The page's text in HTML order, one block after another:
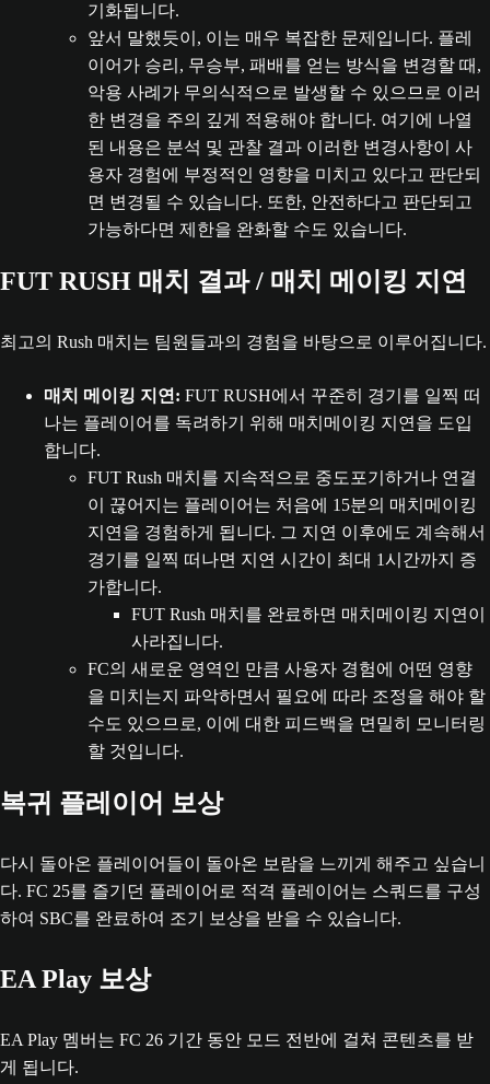
기화됩니다.
앞서 말했듯이, 이는 매우 복잡한 문제입니다. 플레
이어가 승리, 무승부, 패배를 얻는 방식을 변경할 때,
악용 사례가 무의식적으로 발생할 수 있으므로 이러
한 변경을 주의 깊게 적용해야 합니다. 여기에 나열
된 내용은 분석 및 관찰 결과 이러한 변경사항이 사
용자 경험에 부정적인 영향을 미치고 있다고 판단되
면 변경될 수 있습니다. 또한, 안전하다고 판단되고
가능하다면 제한을 완화할 수도 있습니다.
FUT RUSH 매치 결과 / 매치 메이킹 지연
최고의 Rush 매치는 팀원들과의 경험을 바탕으로 이루어집니다.
매치 메이킹 지연: FUT RUSH에서 꾸준히 경기를 일찍 떠
나는 플레이어를 독려하기 위해 매치메이킹 지연을 도입
합니다.
FUT Rush 매치를 지속적으로 중도포기하거나 연결
이 끊어지는 플레이어는 처음에 15분의 매치메이킹
지연을 경험하게 됩니다. 그 지연 이후에도 계속해서
경기를 일찍 떠나면 지연 시간이 최대 1시간까지 증
가합니다.
FUT Rush 매치를 완료하면 매치메이킹 지연이
사라집니다.
FC의 새로운 영역인 만큼 사용자 경험에 어떤 영향
을 미치는지 파악하면서 필요에 따라 조정을 해야 할
수도 있으므로, 이에 대한 피드백을 면밀히 모니터링
할 것입니다.
복귀 플레이어 보상
다시 돌아온 플레이어들이 돌아온 보람을 느끼게 해주고 싶습니
다. FC 25를 즐기던 플레이어로 적격 플레이어는 스쿼드를 구성
하여 SBC를 완료하여 조기 보상을 받을 수 있습니다.
EA Play 보상
EA Play 멤버는 FC 26 기간 동안 모드 전반에 걸쳐 콘텐츠를 받
게 됩니다.